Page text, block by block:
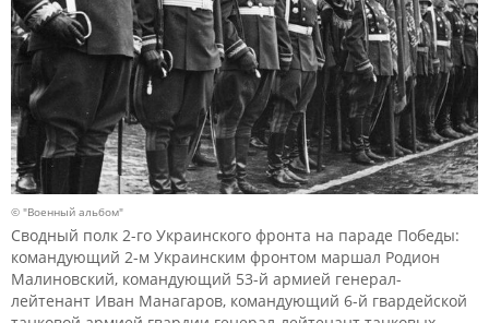
© "Военный альбом"
Сводный полк 2-го Украинского фронта на параде Победы:
командующий 2-м Украинским фронтом маршал Родион
Малиновский, командующий 53-й армией генерал-
лейтенант Иван Манагаров, командующий 6-й гвардейской